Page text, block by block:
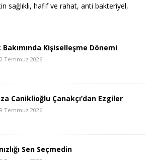
sağlıklı, hafif ve rahat, anti bakteriyel,
Bakımında Kişiselleşme Dönemi
Temmuz 2026
Caniklioğlu Çanakçı’dan Ezgiler
Temmuz 2026
Sen Seçmedin